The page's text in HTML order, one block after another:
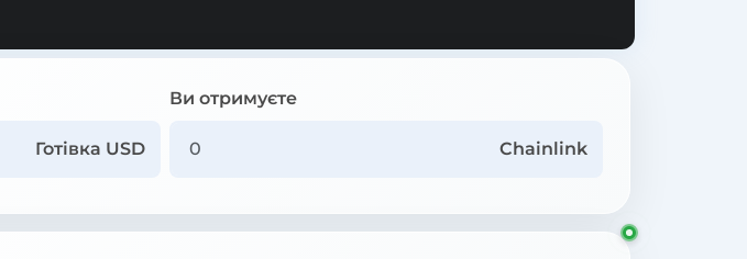
Готівка USD
Ви отримуєте
Chainlink